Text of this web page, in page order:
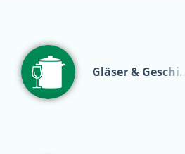
Gläser & Geschi…